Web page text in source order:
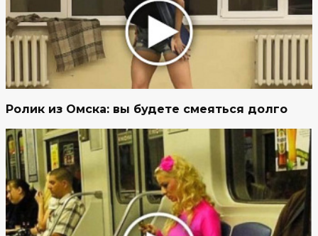
Ролик из Омска: вы будете смеяться долго